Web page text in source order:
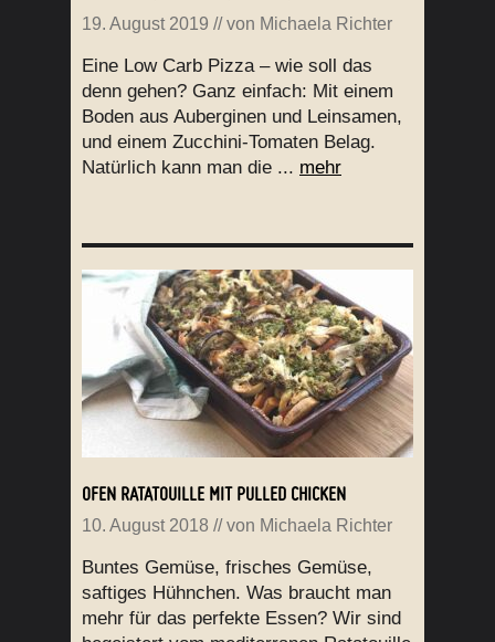
19. August 2019 // von Michaela Richter
Eine Low Carb Pizza – wie soll das
denn gehen? Ganz einfach: Mit einem
Boden aus Auberginen und Leinsamen,
und einem Zucchini-Tomaten Belag.
Natürlich kann man die ... mehr
OFEN RATATOUILLE MIT PULLED CHICKEN
10. August 2018 // von Michaela Richter
Buntes Gemüse, frisches Gemüse,
saftiges Hühnchen. Was braucht man
mehr für das perfekte Essen? Wir sind